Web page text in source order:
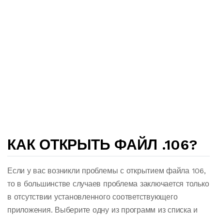
КАК ОТКРЫТЬ ФАЙЛ .106?
Если у вас возникли проблемы с открытием файла 106,
то в большинстве случаев проблема заключается только
в отсутствии установленного соответствующего
приложения. Выберите одну из программ из списка и